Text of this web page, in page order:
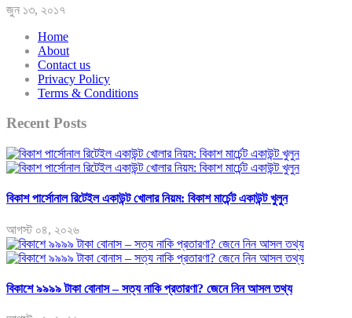
জুন ১৩, ২০১৭
Home
About
Contact us
Privacy Policy
Terms & Conditions
Recent Posts
বিকাশ পার্সোনাল রিটেইল একাউন্ট খোলার নিয়ম: বিকাশ মার্চেন্ট একাউন্ট খুলুন
আগস্ট ০৪, ২০২৬
বিকাশে ৯৯৯৯ টাকা বোনাস – সত্য নাকি প্রতারণা? জেনে নিন আসল তথ্য